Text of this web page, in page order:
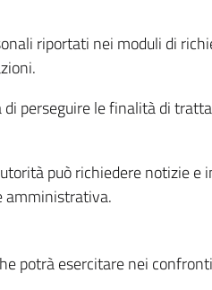
riportati nei moduli di
perseguire le finalità di
può richiedere notizie
amministrativa.
potrà esercitare nei